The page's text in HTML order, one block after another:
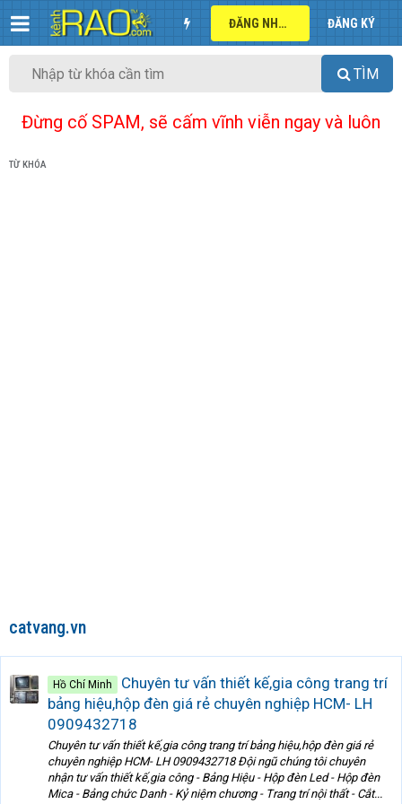
ĐĂNG NHẬP ĐĂNG KÝ
TÌM
Đừng cố SPAM, sẽ cấm vĩnh viễn ngay và luôn
TỪ KHÓA
catvang.vn
Hồ Chí Minh
Chuyên tư vấn thiết kế,gia công trang trí
bảng hiệu,hộp đèn giá rẻ chuyên nghiệp HCM- LH
0909432718
Chuyên tư vấn thiết kế,gia công trang trí bảng hiệu,hộp đèn giá rẻ
chuyên nghiệp HCM- LH 0909432718 Đội ngũ chúng tôi chuyên
nhận tư vấn thiết kế,gia công - Bảng Hiệu - Hộp đèn Led - Hộp đèn
Mica - Bảng chức Danh - Kỷ niệm chương - Trang trí nội thất - Cắt...